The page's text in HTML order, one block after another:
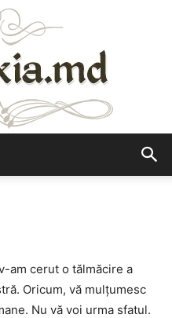
am cerut o tălmăcire a
Oricum, vă mulţumesc
Nu vă voi urma sfatul.